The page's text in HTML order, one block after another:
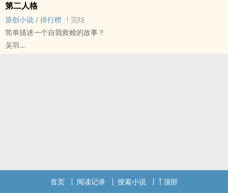
完结 - 第八期征集
第二人格
原创小说 / 排行榜
完结
简单描述一个自我救赎的故事？
吴羽
首页 阅读记录 搜索小说 顶部